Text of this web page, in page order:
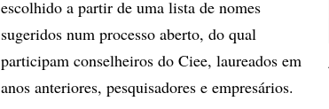
escolhido a partir de uma lista de nomes
sugeridos num processo aberto, do qual
participam conselheiros do Ciee, laureados em
anos anteriores, pesquisadores e empresários.